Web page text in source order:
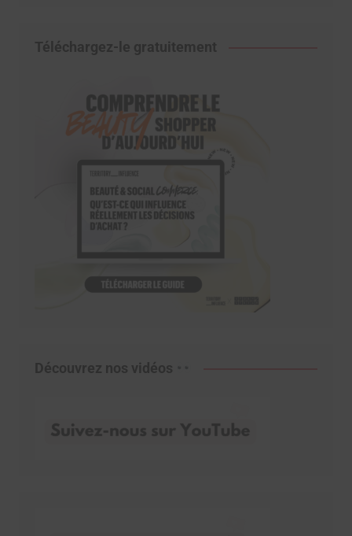
Téléchargez-le gratuitement
Découvrez nos vidéos